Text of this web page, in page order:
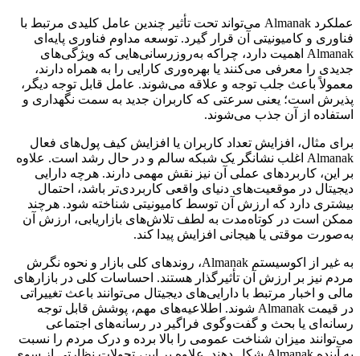
عملکرد Almanak می‌تواند تحت تأثیر چندین عامل کلیدی مرتبط با
فناوری و کامیونیتی آن قرار گیرد. توسعه مداوم فناوری پایه‌ای
Almanak اهمیت دارد، چراکه به‌روزرسانی‌هایی که ویژگی‌های
جدیدی را معرفی می‌کنند یا بهره‌وری کارایی را به همراه دارند،
معمولاً باعث جلب توجه و علاقه‌ می‌شوند. عامل قابل توجه دیگر،
پذیرش است؛ یعنی سرعتی که کاربران جدید به سمت نگهداری و
استفاده از آن جذب می‌شوند.
برای مثال، افزایش تعداد کاربران یا افزایش کیف پول‌های فعال
Almanak اغلب نشانگر یک شبکه سالم و در حال رشد است. علاوه
بر این، کاربردهای عملی آن نیز نقش مهمی دارند. هرچه دارایی
دیجیتال در موقعیت‌های دنیای واقعی کاربردی‌تر باشد، احتمال
بیشتری دارد که ارزش آن توسط کامیونیتی شناخته شود. هرچند
ممکن است در کوتاه‌مدت به لطف تلاش‌های بازاریابی، ارزش آن
به‌صورت موقتی یا هیجانی افزایش پیدا کند.
به غیر از اکوسیستم Almanak، روندهای کلی بازار و نحوه نگرش
مردم نیز بر ارزش آن تأثیرگذار هستند. احساسات کلی در بازارهای
مالی و اخبار مرتبط با دارایی‌های دیجیتال می‌توانند باعث تغییراتی
در قیمت Almanak شوند. اطلاعیه‌های مهم، پوشش قابل توجه
رسانه‌ای یا بحث و گفت‌وگوی فراگیر در رسانه‌های اجتماعی
می‌توانند میزان شناخت عمومی را بالا برده و درک مردم را نسبت